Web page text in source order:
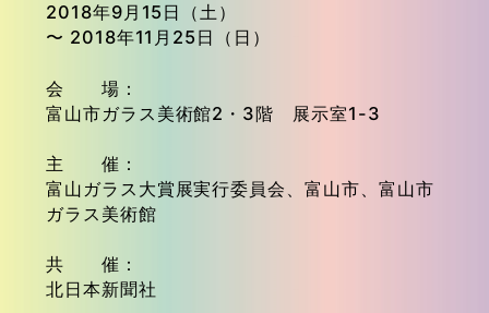
2018年9月15日（土）
〜 2018年11月25日（日）
会 場
富山市ガラス美術館2・3階 展示室1-3
主 催
富山ガラス大賞展実行委員会、富山市、富山市
ガラス美術館
共 催
北日本新聞社